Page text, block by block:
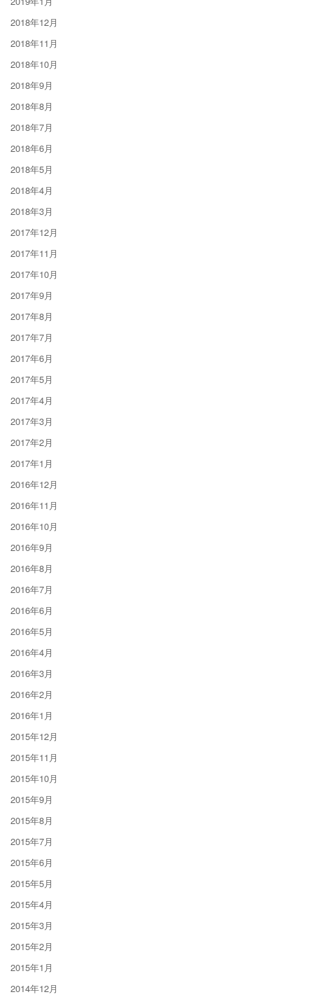
2018年12月
2018年11月
2018年10月
2018年9月
2018年8月
2018年7月
2018年6月
2018年5月
2018年4月
2018年3月
2017年12月
2017年11月
2017年10月
2017年9月
2017年8月
2017年7月
2017年6月
2017年5月
2017年4月
2017年3月
2017年2月
2017年1月
2016年12月
2016年11月
2016年10月
2016年9月
2016年8月
2016年7月
2016年6月
2016年5月
2016年4月
2016年3月
2016年2月
2016年1月
2015年12月
2015年11月
2015年10月
2015年9月
2015年8月
2015年7月
2015年6月
2015年5月
2015年4月
2015年3月
2015年2月
2015年1月
2014年12月